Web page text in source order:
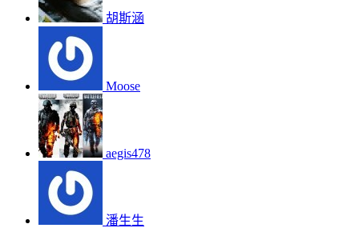
胡斯涵
Moose
aegis478
潘生生